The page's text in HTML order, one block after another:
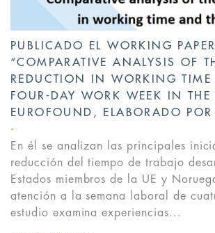
PUBLICADO EL WORKING PAPER
“COMPARATIVE ANALYSIS OF
REDUCTION IN WORKING TIME
FOUR-DAY WORK WEEK IN THE
EUROFOUND, ELABORADO POR
En él se analizan las principales
reducción del tiempo de trabajo
Estados miembros de la UE y
atención a la semana laboral de
estudio examina experiencias...